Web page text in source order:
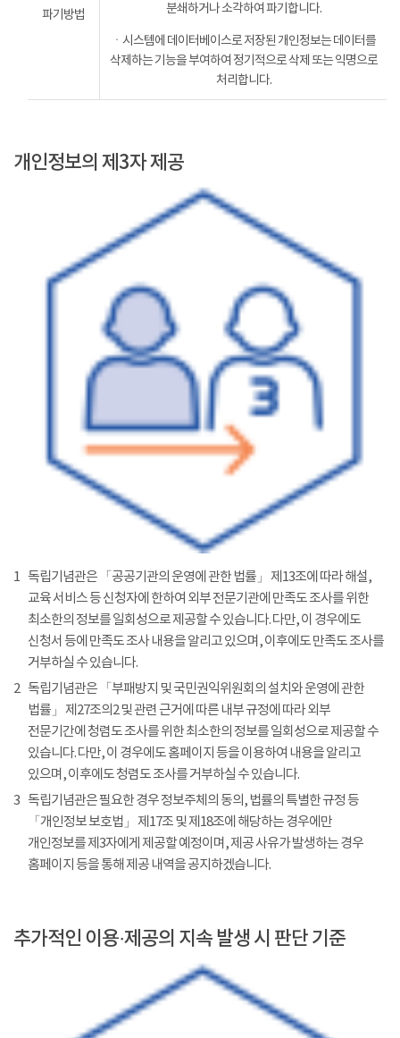
파기방법
분쇄하거나 소각하여 파기합니다.
ㆍ시스템에 데이터베이스로 저장된 개인정보는 데이터를
삭제하는 기능을 부여하여 정기적으로 삭제 또는 익명으로
처리합니다.
개인정보의 제3자 제공
1 독립기념관은 「공공기관의 운영에 관한 법률」 제13조에 따라 해설,
교육 서비스 등 신청자에 한하여 외부 전문기관에 만족도 조사를 위한
최소한의 정보를 일회성으로 제공할 수 있습니다. 다만, 이 경우에도
신청서 등에 만족도 조사 내용을 알리고 있으며, 이후에도 만족도 조사를
거부하실 수 있습니다.
2 독립기념관은 「부패방지 및 국민권익위원회의 설치와 운영에 관한
법률」 제27조의2 및 관련 근거에 따른 내부 규정에 따라 외부
전문기간에 청렴도 조사를 위한 최소한의 정보를 일회성으로 제공할 수
있습니다. 다만, 이 경우에도 홈페이지 등을 이용하여 내용을 알리고
있으며, 이후에도 청렴도 조사를 거부하실 수 있습니다.
3 독립기념관은 필요한 경우 정보주체의 동의, 법률의 특별한 규정 등
「개인정보 보호법」 제17조 및 제18조에 해당하는 경우에만
개인정보를 제3자에게 제공할 예정이며, 제공 사유가 발생하는 경우
홈페이지 등을 통해 제공 내역을 공지하겠습니다.
추가적인 이용·제공의 지속 발생 시 판단 기준